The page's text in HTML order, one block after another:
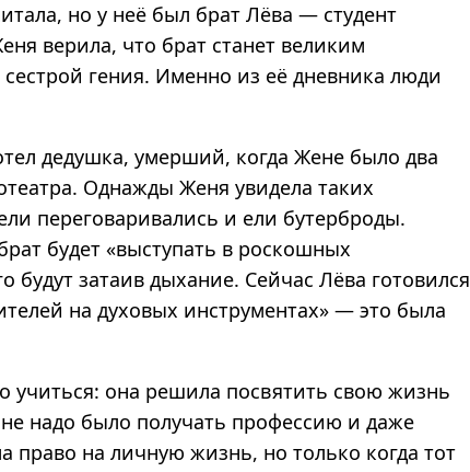
но у неё был брат Лёва — студент
верила, что брат станет великим
гения. Именно из её дневника люди
дедушка, умерший, когда Жене было два
Однажды Женя увидела таких
перегова­ривались и ели бутерброды.
будет «выступать в роскошных
будут затаив дыхание. Сейчас Лёва готовился
на духовых инструментах» — это была
она решила посвятить свою жизнь
надо было получать профессию и даже
право на личную жизнь, но только когда тот